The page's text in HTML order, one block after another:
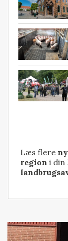
Læs flere
region i din